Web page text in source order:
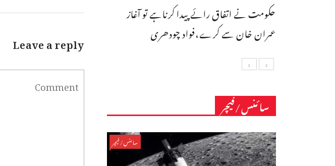
Leave a reply
حکومت نے اتفاق رائے پیدا کرناہے تو آغاز
عمران خان سے کرے،فواد چودھری
سائنس/فیچر
سائنس/فیچر